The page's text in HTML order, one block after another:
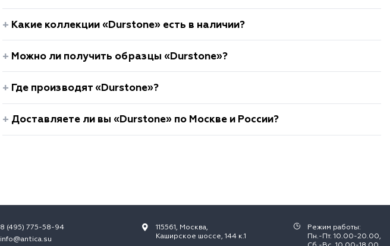
Какие коллекции «Durstone» есть в наличии?
Можно ли получить образцы «Durstone»?
Где производят «Durstone»?
Доставляете ли вы «Durstone» по Москве и России?
8 (495) 775-58-94
info@antica.su
115561, Москва,
Каширское шоссе, 144 к.1
Режим работы:
Пн.-Пт. 10.00-20.00,